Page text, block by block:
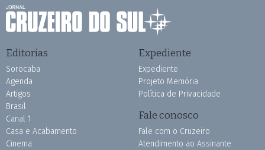
Editorias
Sorocaba
Agenda
Artigos
Brasil
Canal 1
Casa e Acabamento
Cinema
Expediente
Expediente
Projeto Memória
Política de Privacidade
Fale conosco
Fale com o Cruzeiro
Atendimento ao Assinante